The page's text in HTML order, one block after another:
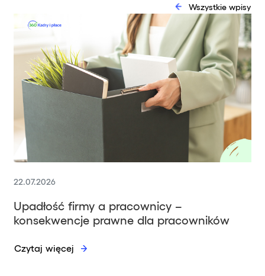
Wszystkie wpisy
22.07.2026
Upadłość firmy a pracownicy –
konsekwencje prawne dla pracowników
Czytaj więcej